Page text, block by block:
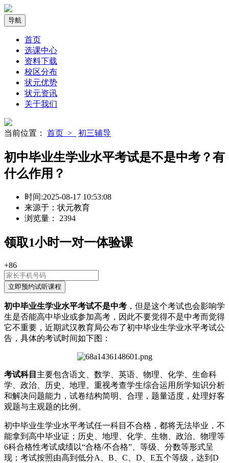
导航
首页
选课中心
资料下载
校区分布
状元优势
状元资讯
关于我们
当前位置： 首页 > 初三辅导
初中毕业生学业水平考试是不是中考？有
什么作用？
时间:2025-08-17 10:53:08
来源于： 状元教育
浏览量： 2394
领取1小时一对一体验课
+86
初中毕业生学业水平考试不是中考 ，但是这个考试也会影响学
生是否能高中毕业或参加高考，因此不要觉得不是中考而觉得
它不重要，近期武汉教育局公布了初中毕业生学业水平考试公
告，具体的考试时间如下图：
考试科目 主要包含语文、数学、英语、物理、化学、生命科
学、政治、历史、地理。重视考查学生综合运用所学知识分析
和解决问题能力，试卷结构简明、合理，题量适度，处理好客
观题与主观题的比例。
初中毕业生学业水平考试任一科目不合格，都将无法毕业，不
能拿到高中毕业证；历史、地理、化学、生物、政治、物理等
6科合格性考试成绩以“合格/不合格”、等级、分数等形式呈
现；考试按照由高到低分A、B、C、D、E五个等级，达到D